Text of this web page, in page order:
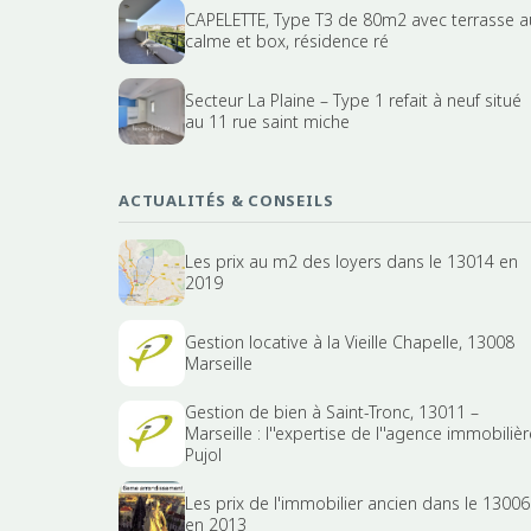
CAPELETTE, Type T3 de 80m2 avec terrasse
calme et box, résidence ré
Secteur La Plaine – Type 1 refait à neuf situé
au 11 rue saint miche
ACTUALITÉS & CONSEILS
Les prix au m2 des loyers dans le 13014 en
2019
Gestion locative à la Vieille Chapelle, 13008
Marseille
Gestion de bien à Saint-Tronc, 13011 –
Marseille : l''expertise de l''agence
Pujol
Les prix de l'immobilier ancien dans le 13006
en 2013